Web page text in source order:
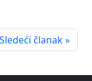
Sledeći članak »